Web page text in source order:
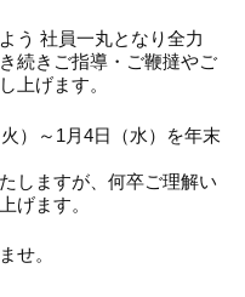
う 社員一丸となり全力
続きご指導・ご鞭撻やご
上げます。
）～1月4日（水）を年末
しますが、何卒ご理解い
げます。
せ。